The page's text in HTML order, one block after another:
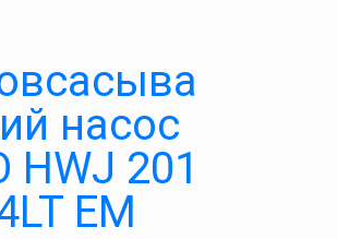
насос
HWJ 201
EM